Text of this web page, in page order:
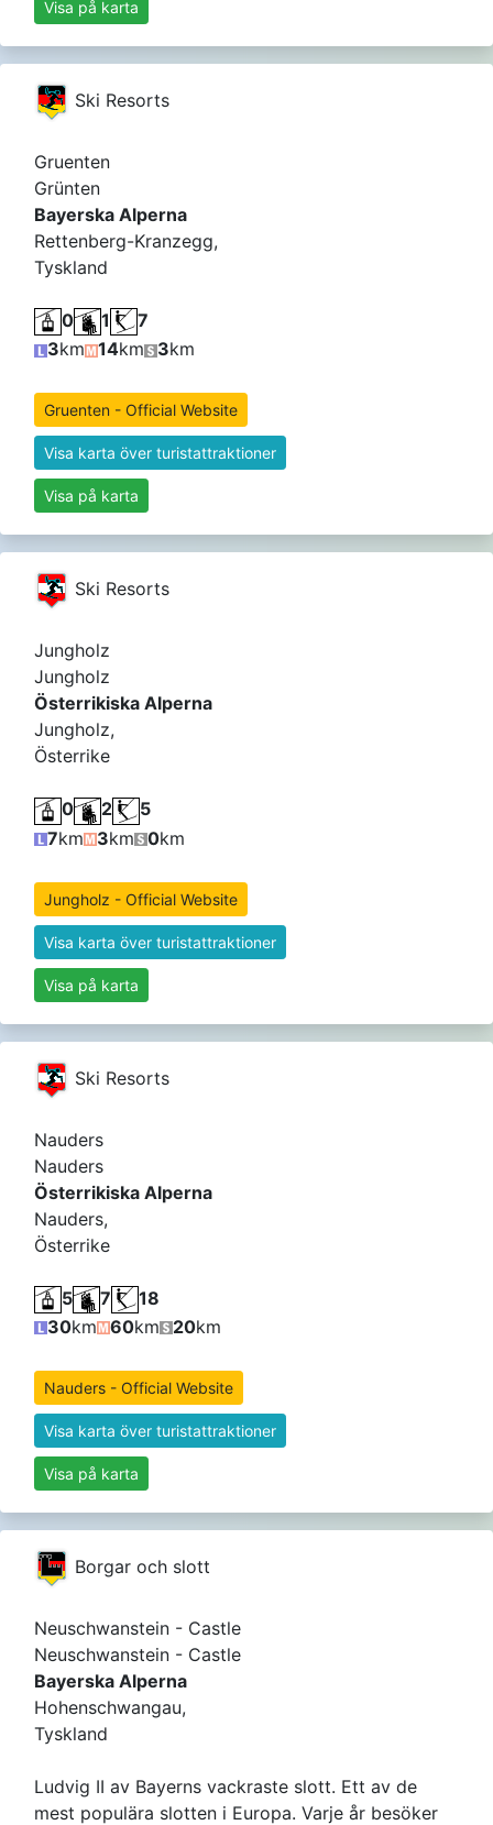
Visa på karta
Ski Resorts
Gruenten
Grünten
Bayerska Alperna
Rettenberg-Kranzegg,
Tyskland
0 1
7
3km 14km 3km
Gruenten - Official Website
Visa karta över turistattraktioner
Visa på karta
Ski Resorts
Jungholz
Jungholz
Österrikiska Alperna
Jungholz,
Österrike
0 2
5
7km 3km 0km
Jungholz - Official Website
Visa karta över turistattraktioner
Visa på karta
Ski Resorts
Nauders
Nauders
Österrikiska Alperna
Nauders,
Österrike
5 7
18
30km 60km 20km
Nauders - Official Website
Visa karta över turistattraktioner
Visa på karta
Borgar och slott
Neuschwanstein - Castle
Neuschwanstein - Castle
Bayerska Alperna
Hohenschwangau,
Tyskland
Ludvig II av Bayerns vackraste slott. Ett av de
mest populära slotten i Europa. Varje år besöker